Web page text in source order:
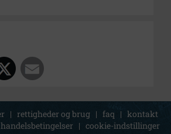
| rettigheder og brug | faq | kontakt
handelsbetingelser | cookie-indstillinger